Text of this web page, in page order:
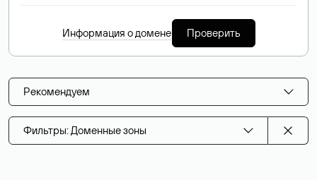
Информация о домене Проверить
Рекомендуем
Фильтры: Доменные зоны